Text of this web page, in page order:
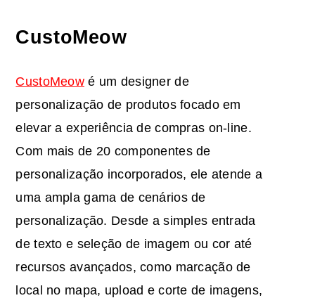
CustoMeow
CustoMeow é um designer de
personalização de produtos focado em
elevar a experiência de compras on-line.
Com mais de 20 componentes de
personalização incorporados, ele atende a
uma ampla gama de cenários de
personalização. Desde a simples entrada
de texto e seleção de imagem ou cor até
recursos avançados, como marcação de
local no mapa, upload e corte de imagens,